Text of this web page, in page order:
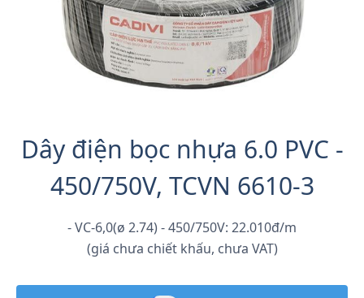
Dây điện bọc nhựa 6.0 PVC -
450/750V, TCVN 6610-3
- VC-6,0(ø 2.74) - 450/750V: 22.010đ/m
(giá chưa chiết khấu, chưa VAT)